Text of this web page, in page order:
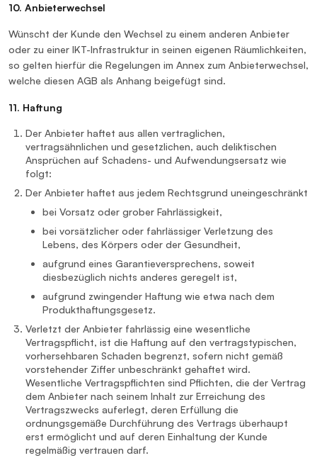
10. Anbieterwechsel
Wünscht der Kunde den Wechsel zu einem anderen Anbieter
oder zu einer IKT-Infrastruktur in seinen eigenen Räumlichkeiten,
so gelten hierfür die Regelungen im Annex zum Anbieterwechsel,
welche diesen AGB als Anhang beigefügt sind.
11. Haftung
Der Anbieter haftet aus allen vertraglichen,
vertragsähnlichen und gesetzlichen, auch deliktischen
Ansprüchen auf Schadens- und Aufwendungsersatz wie
folgt:
Der Anbieter haftet aus jedem Rechtsgrund uneingeschränkt
bei Vorsatz oder grober Fahrlässigkeit,
bei vorsätzlicher oder fahrlässiger Verletzung des
Lebens, des Körpers oder der Gesundheit,
aufgrund eines Garantieversprechens, soweit
diesbezüglich nichts anderes geregelt ist,
aufgrund zwingender Haftung wie etwa nach dem
Produkthaftungsgesetz.
Verletzt der Anbieter fahrlässig eine wesentliche
Vertragspflicht, ist die Haftung auf den vertragstypischen,
vorhersehbaren Schaden begrenzt, sofern nicht gemäß
vorstehender Ziffer unbeschränkt gehaftet wird.
Wesentliche Vertragspflichten sind Pflichten, die der Vertrag
dem Anbieter nach seinem Inhalt zur Erreichung des
Vertragszwecks auferlegt, deren Erfüllung die
ordnungsgemäße Durchführung des Vertrags überhaupt
erst ermöglicht und auf deren Einhaltung der Kunde
regelmäßig vertrauen darf.